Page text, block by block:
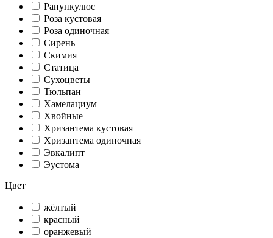
Ранункулюс
Роза кустовая
Роза одиночная
Сирень
Скимия
Статица
Сухоцветы
Тюльпан
Хамелациум
Хвойные
Хризантема кустовая
Хризантема одиночная
Эвкалипт
Эустома
Цвет
жёлтый
красный
оранжевый